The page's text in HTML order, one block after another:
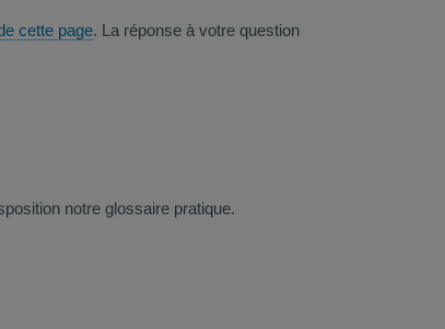
cette page. La réponse à votre question
notre glossaire pratique.